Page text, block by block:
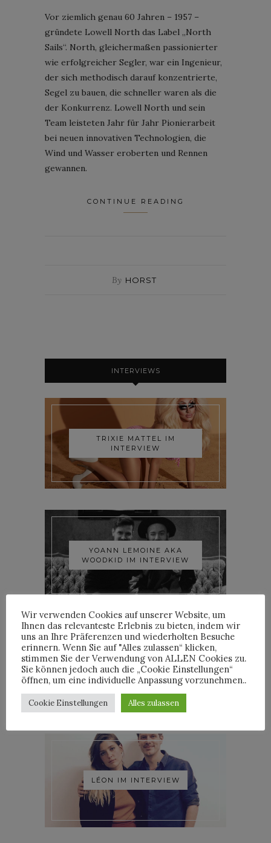
Vor ziemlich genau 60 Jahren – 1957 –
gründete Lowell North das Label „North
Sails“. North, gleichermaßen passionierter
wie erfolgreicher Segler, war ein Ingenieur,
der sich methodisch darauf konzentrierte,
Segel zu bauen, die schneller waren als die
der Konkurrenz. Lowell North und sein
Team leisteten Jahr für Jahr Pionierarbeit
bei neuen innovativen Technologien, die
Wind und Wasser eroberten und Rennen
gewannen.
CONTINUE READING
By HORST
INTERVIEWS
TRIXIE MATTEL IM
INTERVIEW
YOANN LEMOINE AKA
WOODKID IM INTERVIEW
ROOSEVELT IM INTERVIEW
LÉON IM INTERVIEW
Wir verwenden Cookies auf unserer Website, um
Ihnen das relevanteste Erlebnis zu bieten, indem wir
uns an Ihre Präferenzen und wiederholten Besuche
erinnern. Wenn Sie auf "Alles zulassen“ klicken,
stimmen Sie der Verwendung von ALLEN Cookies zu.
Sie können jedoch auch die „Cookie Einstellungen“
öffnen, um eine individuelle Anpassung vorzunehmen..
Cookie Einstellungen Alles zulassen